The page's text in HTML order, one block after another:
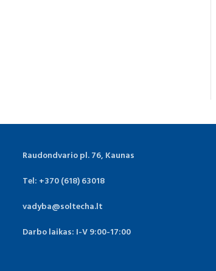
Raudondvario pl. 76, Kaunas
Tel: +370 (618) 63018
vadyba@soltecha.lt
Darbo laikas: I-V 9:00-17:00